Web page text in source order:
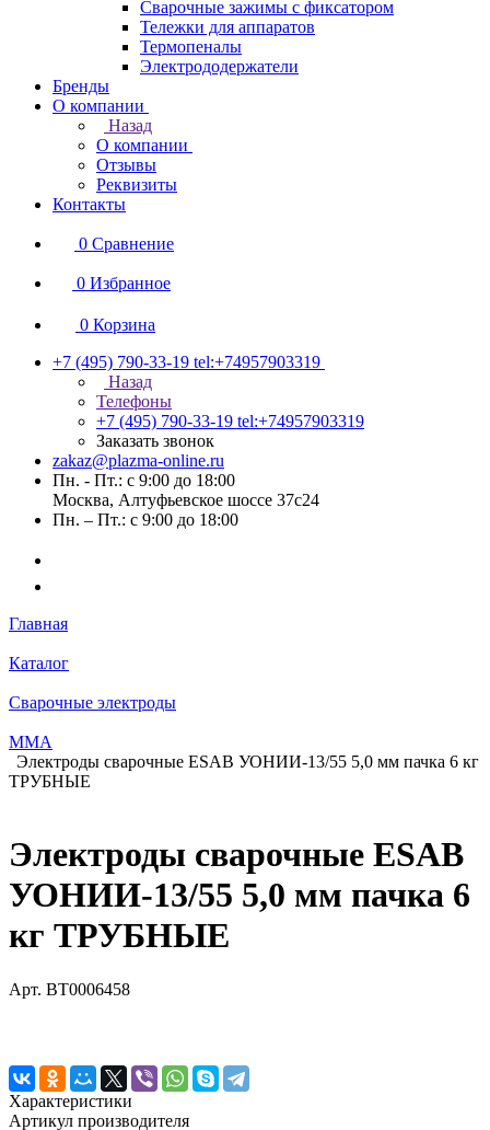
Сварочные зажимы с фиксатором
Тележки для аппаратов
Термопеналы
Электрододержатели
Бренды
О компании
Назад
О компании
Отзывы
Реквизиты
Контакты
0 Сравнение
0 Избранное
0 Корзина
+7 (495) 790-33-19 tel:+74957903319
Назад
Телефоны
+7 (495) 790-33-19 tel:+74957903319
Заказать звонок
zakaz@plazma-online.ru
Пн. - Пт.: с 9:00 до 18:00
Москва, Алтуфьевское шоссе 37с24
Пн. – Пт.: с 9:00 до 18:00
Главная
Каталог
Сварочные электроды
ММА
Электроды сварочные ESAB УОНИИ-13/55 5,0 мм пачка 6 кг
ТРУБНЫЕ
Электроды сварочные ESAB
УОНИИ-13/55 5,0 мм пачка 6
кг ТРУБНЫЕ
Арт. BT0006458
Характеристики
Артикул производителя